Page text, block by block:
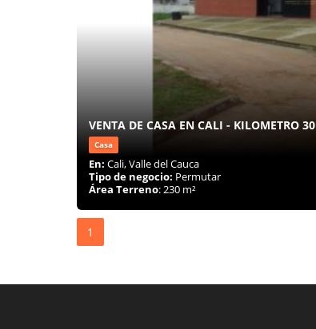
VENTA DE CASA EN CALI - KILOMETRO 30
Casa
En: Cali, Valle del Cauca
Tipo de negocio: Permutar
Área Terreno: 230 m²
1